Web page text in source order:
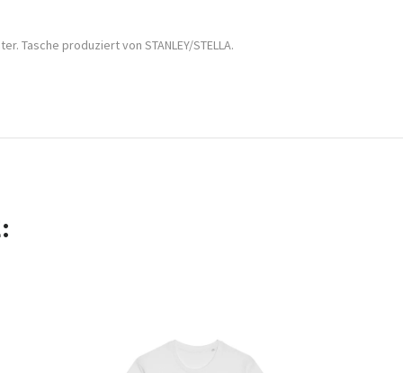
Tasche produziert von STANLEY/STELLA.